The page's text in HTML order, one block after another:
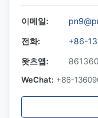
이메일:
전화:
+86-
왓츠앱:
WeChat: +86-